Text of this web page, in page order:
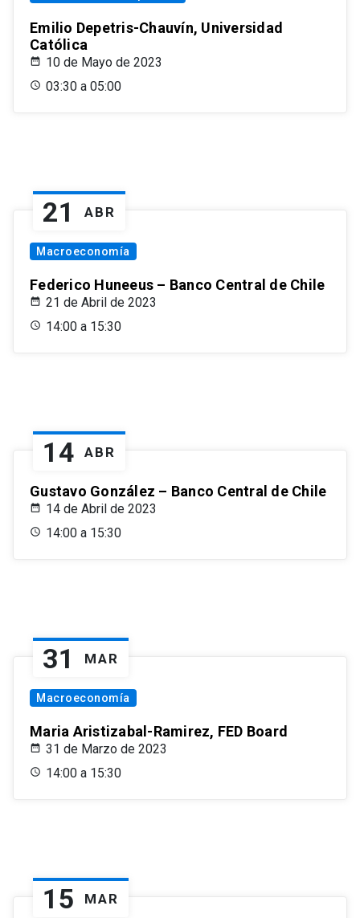
Emilio Depetris-Chauvín, Universidad
Católica
10 de Mayo de 2023
03:30 a 05:00
21 ABR
Macroeconomía
Federico Huneeus – Banco Central de Chile
21 de Abril de 2023
14:00 a 15:30
14 ABR
Gustavo González – Banco Central de Chile
14 de Abril de 2023
14:00 a 15:30
31 MAR
Macroeconomía
Maria Aristizabal-Ramirez, FED Board
31 de Marzo de 2023
14:00 a 15:30
15 MAR